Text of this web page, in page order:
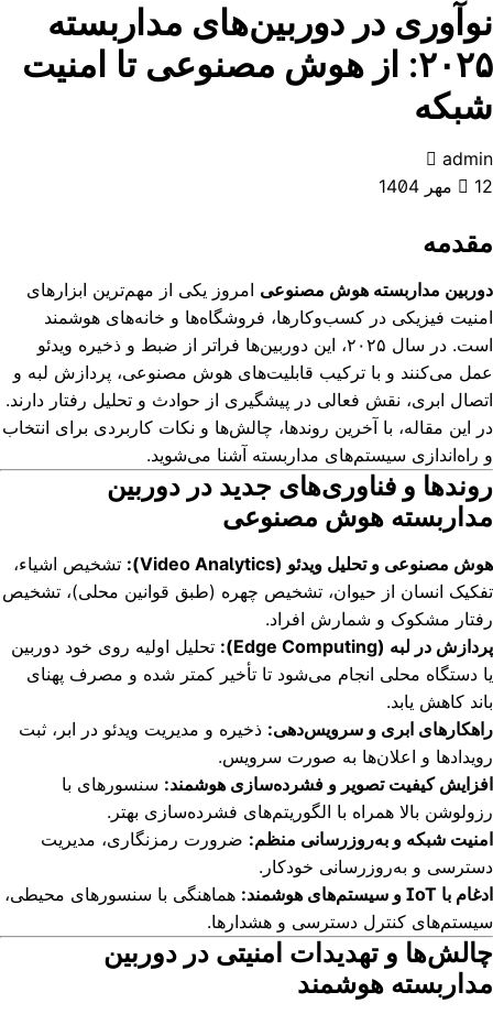
نوآوری‌ در دوربین‌های مداربسته
۲۰۲۵: از هوش مصنوعی تا امنیت
شبکه
admin
12 مهر 1404
مقدمه
دوربین مداربسته هوش مصنوعی امروز یکی از مهم‌ترین ابزارهای
امنیت فیزیکی در کسب‌وکارها، فروشگاه‌ها و خانه‌های هوشمند
است. در سال ۲۰۲۵، این دوربین‌ها فراتر از ضبط و ذخیره ویدئو
عمل می‌کنند و با ترکیب قابلیت‌های هوش مصنوعی، پردازش لبه و
اتصال ابری، نقش فعالی در پیشگیری از حوادث و تحلیل رفتار دارند.
در این مقاله، با آخرین روندها، چالش‌ها و نکات کاربردی برای انتخاب
و راه‌اندازی سیستم‌های مداربسته آشنا می‌شوید.
روندها و فناوری‌های جدید در دوربین
مداربسته هوش مصنوعی
هوش مصنوعی و تحلیل ویدئو (Video Analytics):
تشخیص اشیاء،
تفکیک انسان از حیوان، تشخیص چهره (طبق قوانین محلی)، تشخیص
رفتار مشکوک و شمارش افراد.
پردازش در لبه (Edge Computing):
تحلیل اولیه روی خود دوربین
یا دستگاه محلی انجام می‌شود تا تأخیر کمتر شده و مصرف پهنای
باند کاهش یابد.
راهکارهای ابری و سرویس‌دهی: ذخیره و مدیریت ویدئو در ابر، ثبت
رویدادها و اعلان‌ها به صورت سرویس.
افزایش کیفیت تصویر و فشرده‌سازی هوشمند: سنسورهای با
رزولوشن بالا همراه با الگوریتم‌های فشرده‌سازی بهتر.
امنیت شبکه و به‌روزرسانی منظم: ضرورت رمزنگاری، مدیریت
دسترسی و به‌روزرسانی خودکار.
ادغام با IoT و سیستم‌های هوشمند:
هماهنگی با سنسورهای محیطی،
سیستم‌های کنترل دسترسی و هشدارها.
چالش‌ها و تهدیدات امنیتی در دوربین
مداربسته هوشمند